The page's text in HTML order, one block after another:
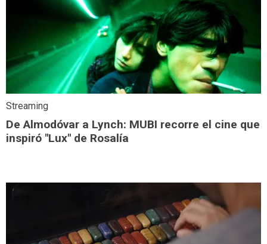
Streaming
De Almodóvar a Lynch: MUBI recorre el cine que
inspiró "Lux" de Rosalía